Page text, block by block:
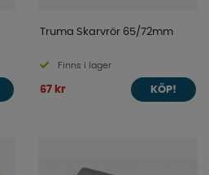
Truma Skarvrör 65/72mm
Finns i lager
67 kr KÖP!